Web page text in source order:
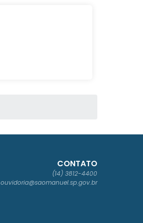
CONTATO
(14) 3812-4400
ouvidoria@saomanuel.sp.gov.br